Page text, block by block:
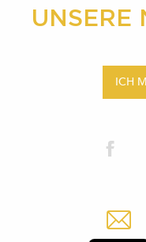
UNSERE
ICH